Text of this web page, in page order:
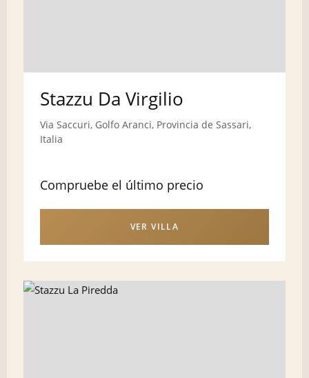
Stazzu Da Virgilio
Via Saccuri, Golfo Aranci, Provincia de Sassari,
Italia
Compruebe el último precio
VER VILLA